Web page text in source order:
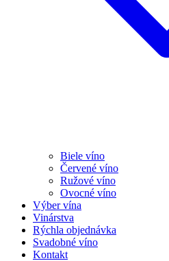
Biele víno
Červené víno
Ružové víno
Ovocné víno
Výber vína
Vinárstva
Rýchla objednávka
Svadobné víno
Kontakt